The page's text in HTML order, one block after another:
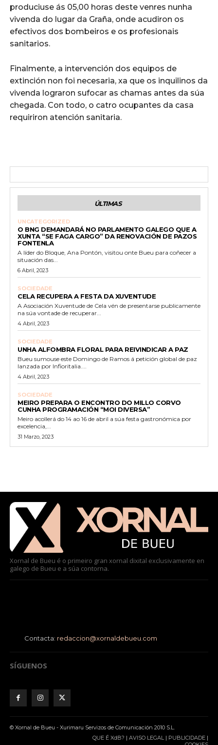
produciuse ás 05,00 horas deste venres nunha
vivenda do lugar da Graña, onde acudiron os
efectivos dos bombeiros e os profesionais
sanitarios.
Finalmente, a intervención dos equipos de
extinción non foi necesaria, xa que os inquilinos da
vivenda lograron sufocar as chamas antes da súa
chegada. Con todo, o catro ocupantes da casa
requiriron atención sanitaria.
ÚLTIMAS
UNCATEGORIZED
O BNG DEMANDARÁ NO PARLAMENTO GALEGO QUE A
XUNTA “SE FAGA CARGO” DA RENOVACIÓN DE PAZOS
FONTENLA
A líder do Bloque, Ana Pontón, visitou onte Bueu para coñecer a
situación das...
6 Abril, 2023
SOCIEDADE
CELA RECUPERA A FESTA DA XUVENTUDE
A Asociación Xuventude de Cela vén de presentarse publicamente
na súa vontade de recuperar...
4 Abril, 2023
SOCIEDADE
UNHA ALFOMBRA FLORAL PARA REIVINDICAR A PAZ
Bueu sumouse este Domingo de Ramos á petición global de paz
lanzada por Infioritalia....
4 Abril, 2023
SOCIEDADE
MEIRO PREPARA O ENCONTRO DO MILLO CORVO
CUNHA PROGRAMACIÓN “MOI DIVERSA”
Meiro acollerá do 14 ao 16 de abril a súa festa gastronómica por
excelencia,...
31 Marzo, 2023
Xornal de Bueu é o primeiro gran xornal dixital exclusivamente en
galego de Bueu e a súa contorna.
Contacta: redaccion@xornaldebueu.com
SÍGUENOS
© Xornal de Bueu - Xurimaru Servizos de Comunicación 2010 S.L.
QUE É XdB? | AVISO LEGAL | PUBLICIDADE |